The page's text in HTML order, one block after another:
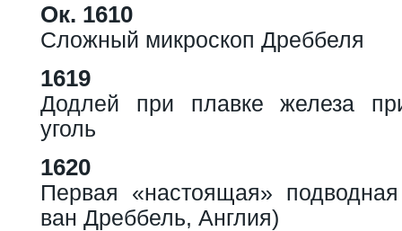
Ок. 1610
Сложный микроскоп Дреббеля
1619
Додлей при плавке железа
уголь
1620
Первая «настоящая»
ван Дреббель, Англия)